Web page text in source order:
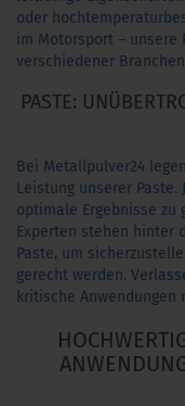
oder
im Motorsport – unsere
verschiedener
PASTE:
Bei Metallpulver24
Leistung unserer
optimale Ergebnisse
Experten stehen hinter
Paste, um
gerecht werden.
kritische